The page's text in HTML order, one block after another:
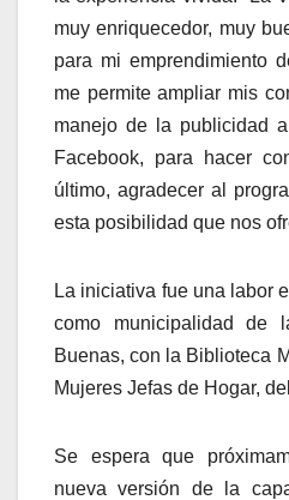
muy enriquecedor, muy
para mi emprendimiento
me permite ampliar mis
manejo de la publicidad
Facebook, para hacer
último, agradecer al
esta posibilidad que nos
La iniciativa fue una labor
como municipalidad de
Buenas, con la Biblioteca
Mujeres Jefas de Hogar,
Se espera que
nueva versión de la